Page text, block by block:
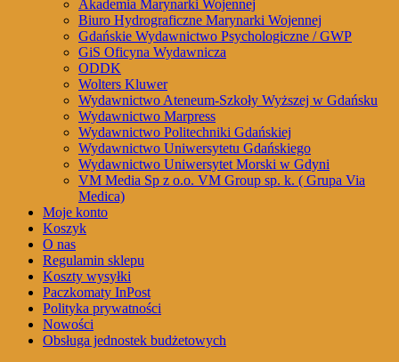
Akademia Marynarki Wojennej
Biuro Hydrograficzne Marynarki Wojennej
Gdańskie Wydawnictwo Psychologiczne / GWP
GiS Oficyna Wydawnicza
ODDK
Wolters Kluwer
Wydawnictwo Ateneum-Szkoły Wyższej w Gdańsku
Wydawnictwo Marpress
Wydawnictwo Politechniki Gdańskiej
Wydawnictwo Uniwersytetu Gdańskiego
Wydawnictwo Uniwersytet Morski w Gdyni
VM Media Sp z o.o. VM Group sp. k. ( Grupa Via
Medica)
Moje konto
Koszyk
O nas
Regulamin sklepu
Koszty wysyłki
Paczkomaty InPost
Polityka prywatności
Nowości
Obsługa jednostek budżetowych